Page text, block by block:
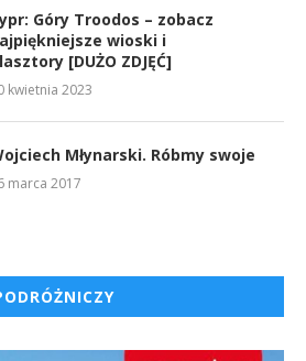
Góry Troodos – zobacz
wioski i
[DUŻO ZDJĘĆ]
kwietnia 2023
Młynarski. Róbmy swoje
marca 2017